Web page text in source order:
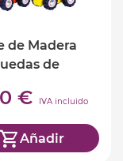
de Madera
de
€ IVA incluido
Añadir